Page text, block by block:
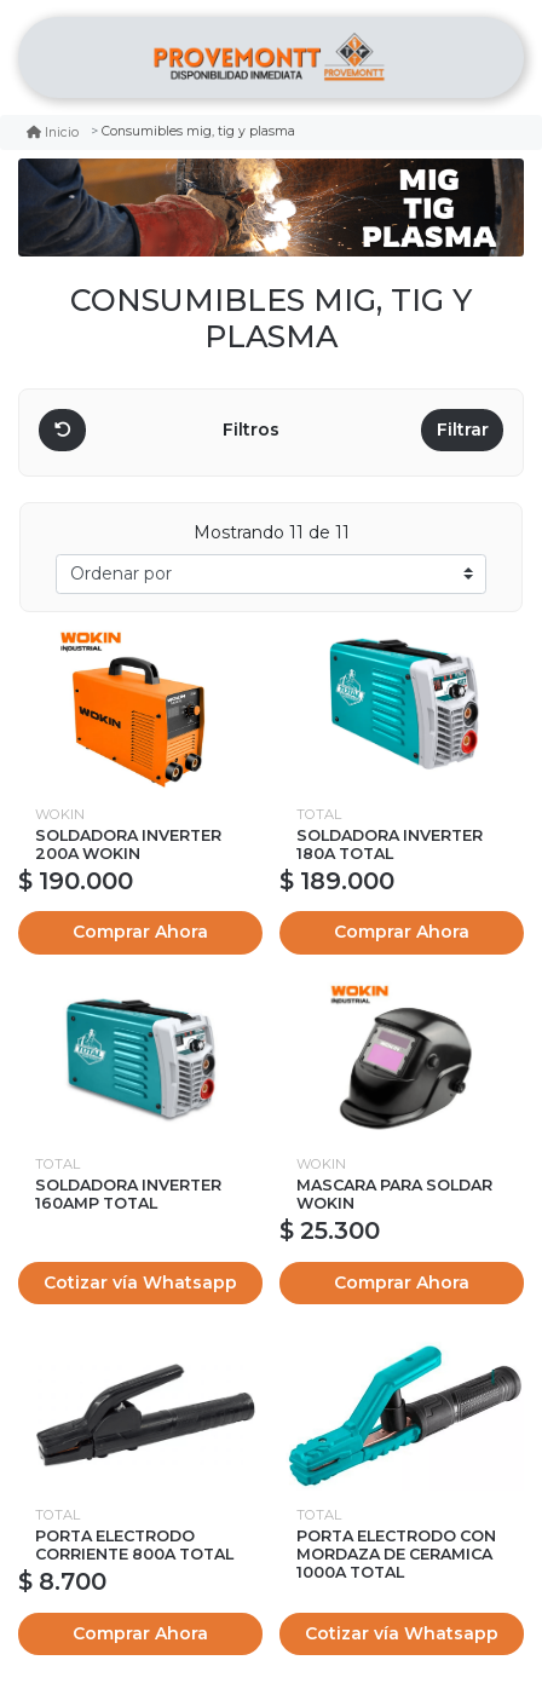
Inicio Consumibles mig, tig y plasma
CONSUMIBLES MIG, TIG Y
PLASMA
Filtros Filtrar
Mostrando 11 de 11
WOKIN
SOLDADORA INVERTER
200A WOKIN
$ 190.000
Comprar Ahora
TOTAL
SOLDADORA INVERTER
180A TOTAL
$ 189.000
Comprar Ahora
TOTAL
SOLDADORA INVERTER
160AMP TOTAL
Cotizar vía Whatsapp
WOKIN
MASCARA PARA SOLDAR
WOKIN
$ 25.300
Comprar Ahora
TOTAL
PORTA ELECTRODO
CORRIENTE 800A TOTAL
$ 8.700
Comprar Ahora
TOTAL
PORTA ELECTRODO CON
MORDAZA DE CERAMICA
1000A TOTAL
Cotizar vía Whatsapp